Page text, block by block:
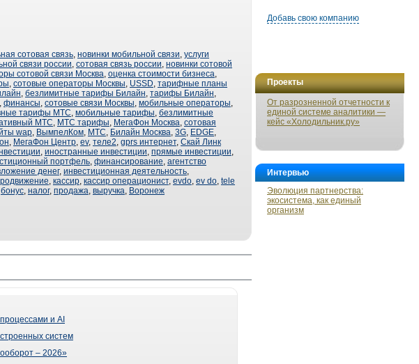
Добавь свою компанию
Проекты
От разрозненной отчетности к
единой системе аналитики —
кейс «Холодильник.ру»
Интервью
Эволюция партнерства:
экосистема, как единый
организм
сотовая связь, новинки мобильной связи, услуги
связи россии, сотовая связь россии, новинки сотовой
сотовой связи Москва, оценка стоимости бизнеса,
, сотовые операторы Москвы, USSD, тарифные планы
, безлимитные тарифы Билайн, тарифы Билайн,
, финансы, сотовые связи Москвы, мобильные операторы,
тарифы МТС, мобильные тарифы, безлимитные
МТС, МТС тарифы, МегаФон Москва, сотовая
wap, ВымпелКом, МТС, Билайн Москва, 3G, EDGE,
, МегаФон Центр, ev, теле2, gprs интернет, Скай Линк
, иностранные инвестиции, прямые инвестиции,
портфель, финансирование, агентство
денег, инвестиционная деятельность,
, кассир, кассир операционист, evdo, ev do, tele
бонус, налог, продажа, выручка, Воронеж
и AI
систем
– 2026»